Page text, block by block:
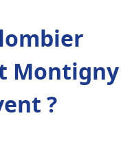
Montigny
?